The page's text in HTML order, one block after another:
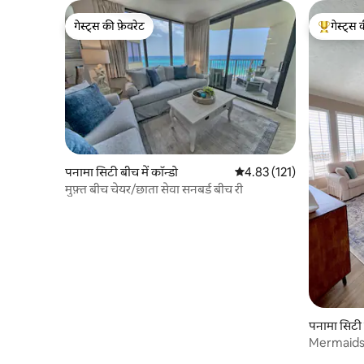
गेस्ट्स की फ़ेवरेट
गेस्ट्स की फ़ेवरेट
पनामा सिटी बीच में कॉन्डो औसत रेटिंग 5 में से 4.83, 121
4.83 (121)
मुफ़्त बीच चेयर/छाता सेवा सनबर्ड बीच री
गेस्ट्स का
गेस्ट्स
पनामा